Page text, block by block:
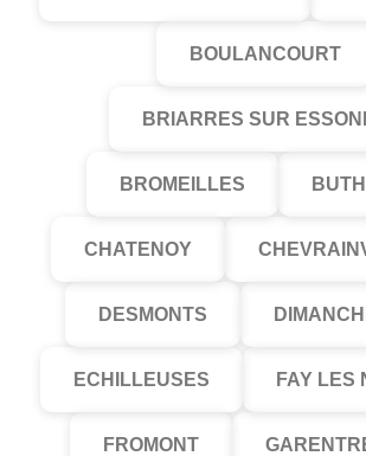
BOULANCOURT
BRIARRES SUR
BROMEILLES
CHATENOY
DESMONTS
ECHILLEUSES FAY LES
FROMONT